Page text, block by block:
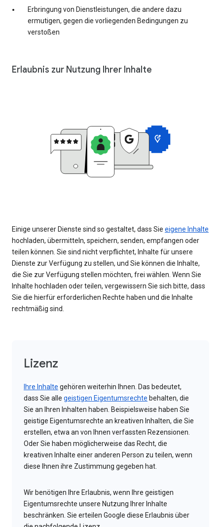
Erbringung von Dienstleistungen, die andere dazu
ermutigen, gegen die vorliegenden Bedingungen zu
verstoßen
Erlaubnis zur Nutzung Ihrer Inhalte
Einige unserer Dienste sind so gestaltet, dass Sie eigene Inhalte
hochladen, übermitteln, speichern, senden, empfangen oder
teilen können. Sie sind nicht verpflichtet, Inhalte für unsere
Dienste zur Verfügung zu stellen, und Sie können die Inhalte,
die Sie zur Verfügung stellen möchten, frei wählen. Wenn Sie
Inhalte hochladen oder teilen, vergewissern Sie sich bitte, dass
Sie die hierfür erforderlichen Rechte haben und die Inhalte
rechtmäßig sind.
Lizenz
Ihre Inhalte gehören weiterhin Ihnen. Das bedeutet,
dass Sie alle geistigen Eigentumsrechte behalten, die
Sie an Ihren Inhalten haben. Beispielsweise haben Sie
geistige Eigentumsrechte an kreativen Inhalten, die Sie
erstellen, etwa an von Ihnen verfassten Rezensionen.
Oder Sie haben möglicherweise das Recht, die
kreativen Inhalte einer anderen Person zu teilen, wenn
diese Ihnen ihre Zustimmung gegeben hat.
Wir benötigen Ihre Erlaubnis, wenn Ihre geistigen
Eigentumsrechte unsere Nutzung Ihrer Inhalte
beschränken. Sie erteilen Google diese Erlaubnis über